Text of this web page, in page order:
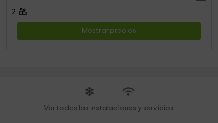
2
Mostrar precios
Ver todas las instalaciones y servicios